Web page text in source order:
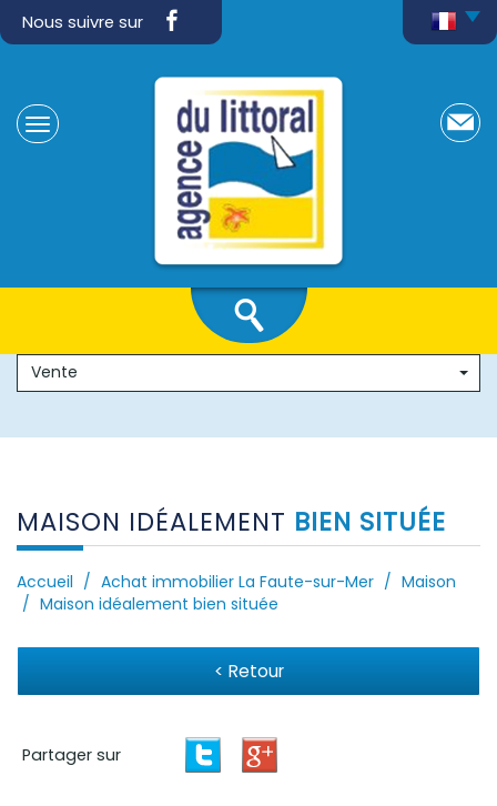
Nous suivre sur
Vente
MAISON IDÉALEMENT BIEN SITUÉE
Accueil Achat immobilier La Faute-sur-Mer
Maison
Maison idéalement bien située
< Retour
Partager sur